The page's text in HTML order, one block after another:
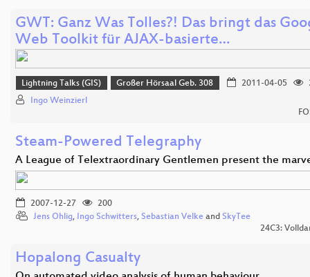
GWT: Ganz Was Tolles?! Das bringt das
Web Toolkit für AJAX-basierte…
Lightning Talks (GIS) Großer Hörsaal Geb. 308 2011-04-05
Ingo Weinzierl
Steam-Powered Telegraphy
A League of Telextraordinary Gentlemen present the
2007-12-27
200
Jens Ohlig, Ingo Schwitters, Sebastian Velke and SkyTee
24C3:
Hopalong Casualty